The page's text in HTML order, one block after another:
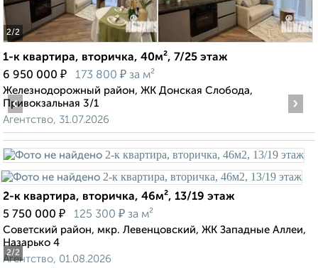
2/2
1-к квартира, вторичка, 40м², 7/25 этаж
6 950 000 ₽ 173 800 ₽ за м²
Железнодорожный район, ЖК Донская Слобода,
Привокзальная 3/1
Агентство, 31.07.2026
2/2
‹ ›
2-к квартира, вторичка, 46м², 13/19 этаж
5 750 000 ₽ 125 300 ₽ за м²
Советский район, мкр. Левенцовский, ЖК Западные Аллеи,
Назарько 4
Агентство, 01.08.2026